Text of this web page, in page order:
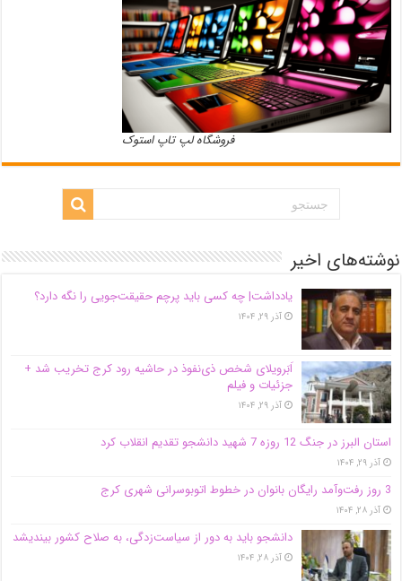
فروشگاه لپ تاپ استوک
نوشته‌های اخیر
یادداشت| ‌چه کسی باید پرچم حقیقت‌جویی را نگه دارد؟
آذر ۲۹, ۱۴۰۴
اَبَر‌ویلای شخص ذی‌نفوذ در حاشیه‌ رود کرج تخریب شد +
جزئیات و فیلم
آذر ۲۹, ۱۴۰۴
استان البرز در جنگ 12 روزه 7 شهید دانشجو تقدیم انقلاب کرد
آذر ۲۹, ۱۴۰۴
3 روز رفت‌وآمد رایگان بانوان در خطوط اتوبوسرانی شهری کرج
آذر ۲۸, ۱۴۰۴
دانشجو باید به دور از سیاست‌زدگی، به صلاح کشور بیندیشد
آذر ۲۸, ۱۴۰۴